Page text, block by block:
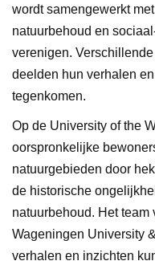
wordt samengewerkt
natuurbehoud en
verenigen.
deelden hun verhalen
tegenkomen.
Op de University of the
oorspronkelijke
natuurgebieden door
de historische
natuurbehoud. Het team
Wageningen University
verhalen en inzichten